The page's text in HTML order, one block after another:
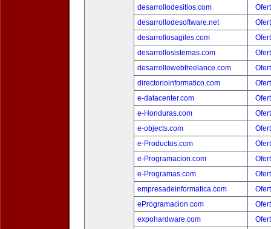
desarrollodesitios.com
desarrollodesoftware.net
desarrollosagiles.com
desarrollosistemas.com
desarrollowebfreelance.com
directorioinformatico.com
e-datacenter.com
e-Honduras.com
e-objects.com
e-Productos.com
e-Programacion.com
e-Programas.com
empresadeinformatica.com
eProgramacion.com
expohardware.com